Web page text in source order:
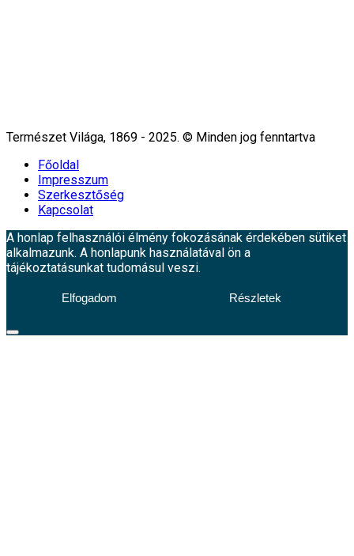
Természet Világa, 1869 - 2025. © Minden jog fenntartva
Főoldal
Impresszum
Szerkesztőség
Kapcsolat
A honlap felhasználói élmény fokozásának érdekében sütiket
alkalmazunk. A honlapunk használatával ön a
tájékoztatásunkat tudomásul veszi.
Elfogadom Részletek